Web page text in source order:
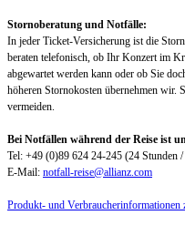
Stornoberatung und Notfälle:
In jeder Ticket-Versicherung ist die
beraten telefonisch, ob Ihr Konzert im
abgewartet werden kann oder ob Sie
höheren Stornokosten übernehmen wir.
vermeiden.
Bei Notfällen während der Reise ist
Tel: +49 (0)89 624 24-245 (24 Stunden /
E-Mail: notfall-reise@allianz.com
Produkt- und Verbraucherinformationen